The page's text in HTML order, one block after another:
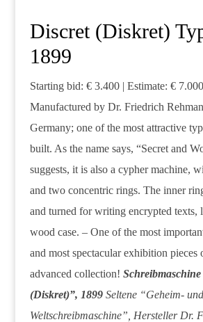
Discret (Diskret)
1899
Starting bid: € 3.400 | Estimate: €
Manufactured by Dr. Friedrich
Germany; one of the most attractive
built. As the name says, “Secret and
suggests, it is also a cypher machine,
and two concentric rings. The inner
and turned for writing encrypted texts,
wood case. – One of the most
and most spectacular exhibition
advanced collection!
(Diskret)”, 1899 Seltene “Geheim- und
Weltschreibmaschine”, Hersteller Dr.